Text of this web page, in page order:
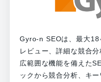
Gyro-n SEOは、最大18
レビュー、詳細な競合
広範囲な機能を備えた
ックから競合分析、キ